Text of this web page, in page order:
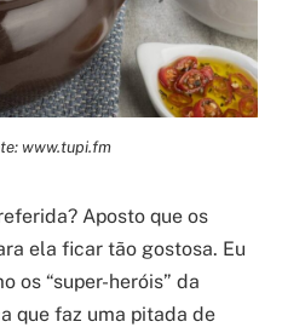
www.tupi.fm
Aposto que os
ela ficar tão gostosa. Eu
os “super-heróis” da
que faz uma pitada de